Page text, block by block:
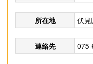
所在地 伏見
連絡先